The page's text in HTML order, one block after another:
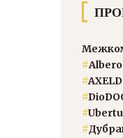
#Albero
#
#
#
#